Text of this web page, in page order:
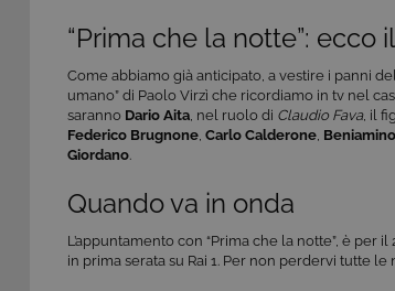
“Prima che la notte”:
Come abbiamo già anticipato, a vestire i panni
umano” di Paolo Virzì che ricordiamo in tv nel
saranno Dario Aita, nel ruolo di Claudio Fava, il
Federico Brugnone, Carlo Calderone,
Giordano.
Quando va in onda
L’appuntamento con “Prima che la notte”, è
in prima serata su Rai 1. Per non perdervi tutte